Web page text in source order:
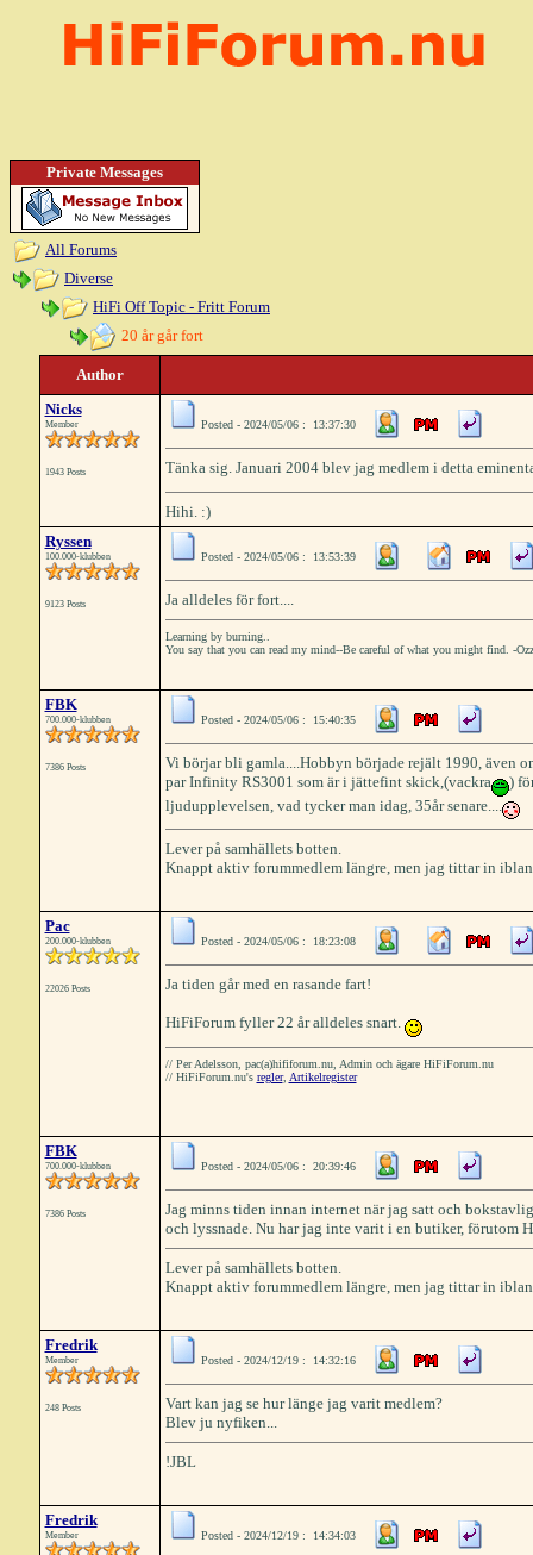
Private Messages
All Forums
Diverse
HiFi Off Topic - Fritt Forum
20 år går fort
Author
Nicks
Member
1943 Posts
Posted - 2024/05/06 : 13:37:30
Tänka sig. Januari 2004 blev jag medlem i detta
Hihi. :)
Ryssen
100.000-klubben
9123 Posts
Posted - 2024/05/06 : 13:53:39
Ja alldeles för fort....
Learning by burning..
You say that you can read my mind--Be careful of what you might find. -
FBK
700.000-klubben
7386 Posts
Posted - 2024/05/06 : 15:40:35
Vi börjar bli gamla....Hobbyn började rejält 1990, även
par Infinity RS3001 som är i jättefint skick,(vackra
)
ljudupplevelsen, vad tycker man idag, 35år senare....
Lever på samhällets botten.
Knappt aktiv forummedlem längre, men jag tittar in
Pac
200.000-klubben
22026 Posts
Posted - 2024/05/06 : 18:23:08
Ja tiden går med en rasande fart!
HiFiForum fyller 22 år alldeles snart.
// Per Adelsson, pac(a)hififorum.nu, Admin och ägare HiFiForum.nu
// HiFiForum.nu's regler, Artikelregister
FBK
700.000-klubben
7386 Posts
Posted - 2024/05/06 : 20:39:46
Jag minns tiden innan internet när jag satt och
och lyssnade. Nu har jag inte varit i en butiker, förutom
Lever på samhällets botten.
Knappt aktiv forummedlem längre, men jag tittar in
Fredrik
Member
248 Posts
Posted - 2024/12/19 : 14:32:16
Vart kan jag se hur länge jag varit medlem?
Blev ju nyfiken...
!JBL
Fredrik
Member Posted - 2024/12/19 : 14:34:03